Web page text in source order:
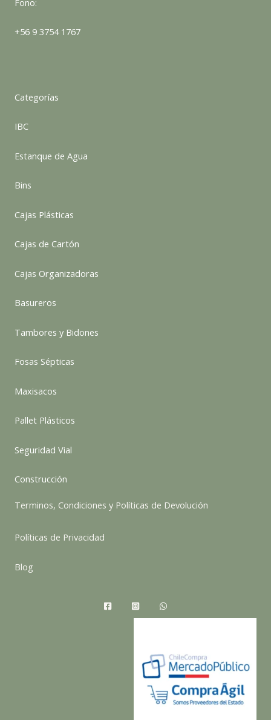
+56 9 3754 1767
Categorías
IBC
Estanque de Agua
Bins
Cajas Plásticas
Cajas de Cartón
Cajas Organizadoras
Basureros
Tambores y Bidones
Fosas Sépticas
Maxisacos
Pallet Plásticos
Seguridad Vial
Construcción
Terminos, Condiciones y Políticas de Devolución
Políticas de Privacidad
Blog